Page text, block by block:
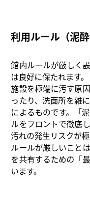
利用ルール（泥
館内ルールが厳しく
は良好に保たれます。
施設を極端に汚す原
ったり、洗面所を雑
によるものです。「
ルをフロントで徹底
汚れの発生リスクが
ルールが厳しいこと
を共有するための「
います。